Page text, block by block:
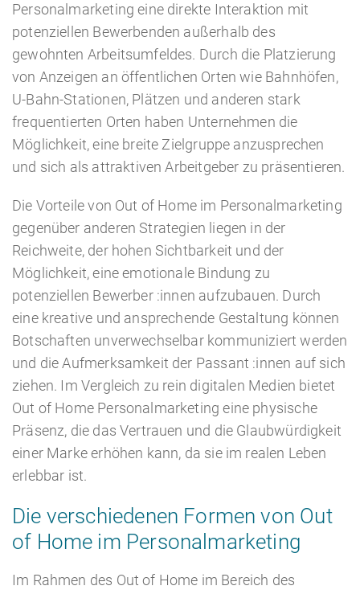
Personalmarketing eine direkte Interaktion mit
potenziellen Bewerbenden außerhalb des
gewohnten Arbeitsumfeldes. Durch die Platzierung
von Anzeigen an öffentlichen Orten wie Bahnhöfen,
U-Bahn-Stationen, Plätzen und anderen stark
frequentierten Orten haben Unternehmen die
Möglichkeit, eine breite Zielgruppe anzusprechen
und sich als attraktiven Arbeitgeber zu präsentieren.
Die Vorteile von Out of Home im Personalmarketing
gegenüber anderen Strategien liegen in der
Reichweite, der hohen Sichtbarkeit und der
Möglichkeit, eine emotionale Bindung zu
potenziellen Bewerber :innen aufzubauen. Durch
eine kreative und ansprechende Gestaltung können
Botschaften unverwechselbar kommuniziert werden
und die Aufmerksamkeit der Passant :innen auf sich
ziehen. Im Vergleich zu rein digitalen Medien bietet
Out of Home Personalmarketing eine physische
Präsenz, die das Vertrauen und die Glaubwürdigkeit
einer Marke erhöhen kann, da sie im realen Leben
erlebbar ist.
Die verschiedenen Formen von Out
of Home im Personalmarketing
Im Rahmen des Out of Home im Bereich des